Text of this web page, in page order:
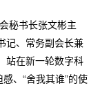
秘书长张文彬主
记、常务副会长兼
站在新一轮数字科
感、“舍我其谁”的使